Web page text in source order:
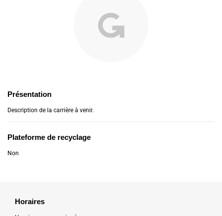
Présentation
Description de la carrière à venir.
Plateforme de recyclage
Non
Horaires